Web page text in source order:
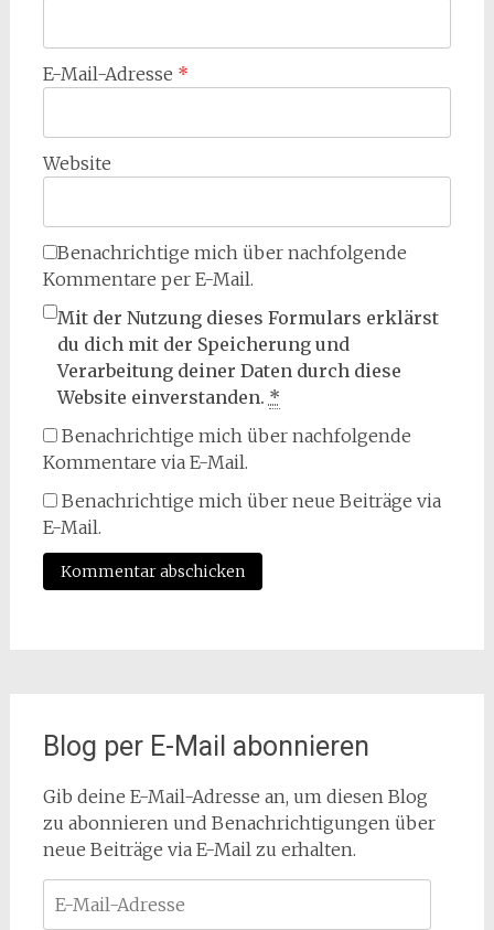
E-Mail-Adresse *
Website
Benachrichtige mich über nachfolgende
Kommentare per E-Mail.
Mit der Nutzung dieses Formulars erklärst
du dich mit der Speicherung und
Verarbeitung deiner Daten durch diese
Website einverstanden. *
Benachrichtige mich über nachfolgende
Kommentare via E-Mail.
Benachrichtige mich über neue Beiträge via
E-Mail.
Blog per E-Mail abonnieren
Gib deine E-Mail-Adresse an, um diesen Blog
zu abonnieren und Benachrichtigungen über
neue Beiträge via E-Mail zu erhalten.
Mail-